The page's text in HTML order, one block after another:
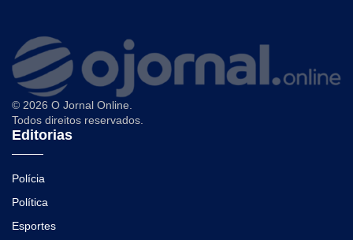
© 2026 O Jornal Online.
Todos direitos reservados.
Editorias
Polícia
Política
Esportes